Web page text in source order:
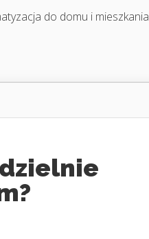
do domu i mieszkania